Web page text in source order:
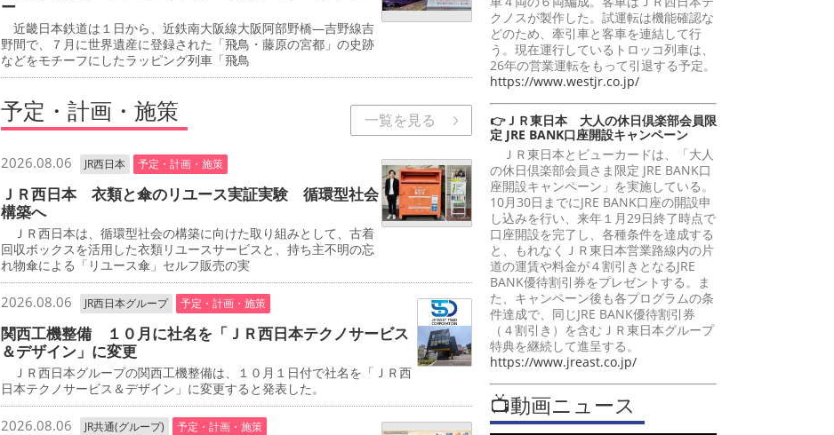
ー
近畿日本鉄道は１日から、近鉄南大阪線大阪阿部野橋―吉野線吉
野間で、７月に世界遺産に登録された「飛鳥・藤原の宮都」の史跡
などをモチーフにしたラッピング列車「飛鳥
予定・計画・施策 一覧を見る
2026.08.06 JR西日本 予定・計画・施策
ＪＲ西日本 衣類と傘のリユース実証実験 循環型社会
構築へ
ＪＲ西日本は、循環型社会の構築に向けた取り組みとして、古着
回収ボックスを活用した衣類リユースサービスと、持ち主不明の忘
れ物傘による「リユース傘」セルフ販売の実
2026.08.06 JR西日本グループ 予定・計画・施策
関西工機整備 １０月に社名を「ＪＲ西日本テクノサービス
＆デザイン」に変更
ＪＲ西日本グループの関西工機整備は、１０月１日付で社名を「ＪＲ西
日本テクノサービス＆デザイン」に変更すると発表した。
2026.08.06 JR共通(グループ) 予定・計画・施策
クノスが製作した。試運転は機能確認な
どのため、牽引車と客車を連結して行
う。現在運行しているトロッコ列車は、
26年の営業運転をもって引退する予定。
https://www.westjr.co.jp/
👉ＪＲ東日本 大人の休日倶楽部会員限
定 JRE BANK口座開設キャンペーン
ＪＲ東日本とビューカードは、「大人
の休日倶楽部会員さま限定 JRE BANK口
座開設キャンペーン」を実施している。
10月30日までにJRE BANK口座の開設申
し込みを行い、来年１月29日終了時点で
口座開設を完了し、各種条件を達成する
と、もれなくＪＲ東日本営業路線内の片
道の運賃や料金が４割引きとなるJRE
BANK優待割引券をプレゼントする。ま
た、キャンペーン後も各プログラムの条
件達成で、同じJRE BANK優待割引券
（４割引き）を含むＪＲ東日本グループ
特典を継続して進呈する。
https://www.jreast.co.jp/
📺動画ニュース